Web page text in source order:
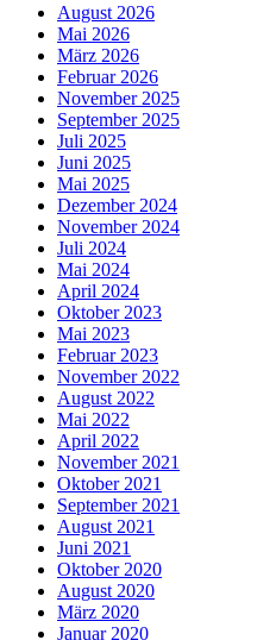
August 2026
Mai 2026
März 2026
Februar 2026
November 2025
September 2025
Juli 2025
Juni 2025
Mai 2025
Dezember 2024
November 2024
Juli 2024
Mai 2024
April 2024
Oktober 2023
Mai 2023
Februar 2023
November 2022
August 2022
Mai 2022
April 2022
November 2021
Oktober 2021
September 2021
August 2021
Juni 2021
Oktober 2020
August 2020
März 2020
Januar 2020